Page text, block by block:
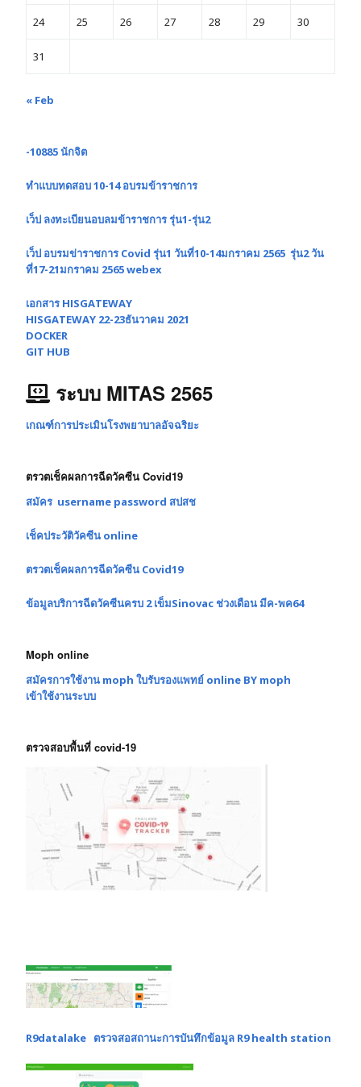
24 25 26 27 28 29 30
31
« Feb
-10885 นักจิต
ทำแบบทดสอบ 10-14 อบรมข้าราชการ
เว็ป ลงทะเบียนอบลมข้าราชการ รุ่น1-รุ่น2
เว็ป อบรมข่าราชการ Covid รุ่น1 วันที่10-14มกราคม 2565 รุ่น2 วัน
ที่17-21มกราคม 2565 webex
เอกสาร HISGATEWAY
HISGATEWAY 22-23ธันวาคม 2021
DOCKER
GIT HUB
ระบบ MITAS 2565
เกณฑ์การประเมินโรงพยาบาลอัจฉริยะ
ตรวตเช็คผลการฉีดวัคซีน Covid19
สมัคร username password สปสช
เช็คประวัติวัคซีน online
ตรวตเช็คผลการฉีดวัคซีน Covid19
ข้อมูลบริการฉีดวัคซีนครบ 2 เข็มSinovac ช่วงเดือน มีค-พค64
Moph online
สมัครการใช้งาน moph ใบรับรองแพทย์ online BY moph
เข้าใช้งานระบบ
ตรวจสอบพื้นที่ covid-19
R9datalake ตรวจสอสถานะการบันทึกข้อมูล R9 health station